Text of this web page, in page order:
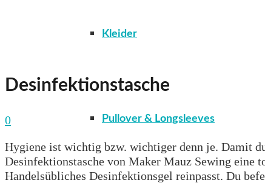
Kleider
Pullover & Longsleeves
Desinfektionstasche
0
Hygiene ist wichtig bzw. wichtiger denn je. Damit
Desinfektionstasche von Maker Mauz Sewing eine
Handelsübliches Desinfektionsgel reinpasst. Du